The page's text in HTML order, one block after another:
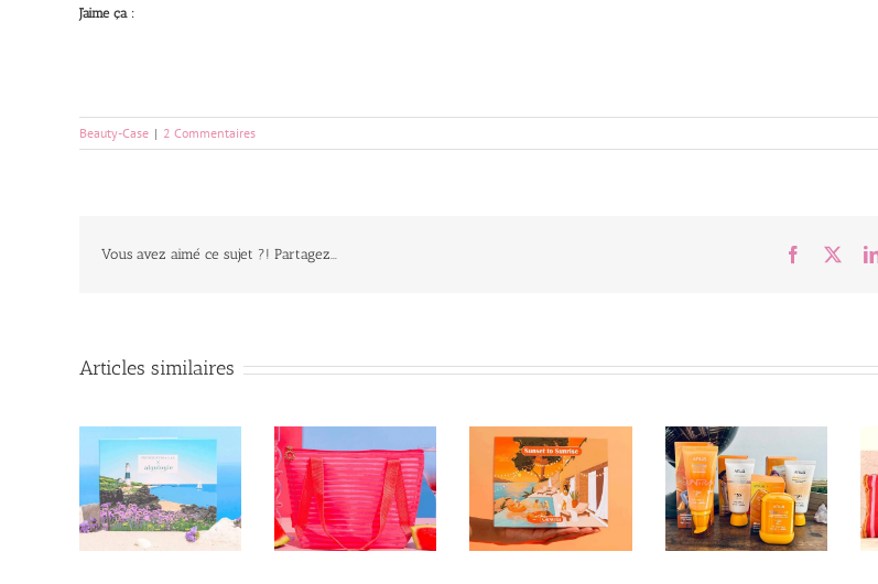
J’aime ça :
Beauty-Case | 2 Commentaires
Vous avez aimé ce sujet ?! Partagez... Facebook
X
Articles similaires
Ma Biotyfull Box de
Juillet – Box
offertes !
Unboxing Glowria
Box Juillet 2026 + 3
box offertes !
J’ai testé les Solaires
Anua édition
limitée K-POP
Demon Hunters
My Little Box Juin
Juillet 2026 (+ code
promo 25%)